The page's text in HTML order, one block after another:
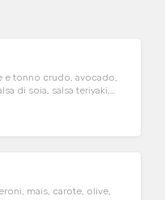
e tonno crudo, avocado,
di soia, salsa teriyaki,
mais, carote, olive,